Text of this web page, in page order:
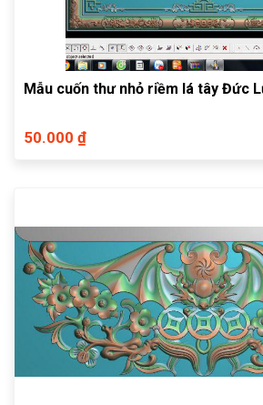
Mẫu cuốn thư nhỏ riềm lá tây Đức
50.000 ₫